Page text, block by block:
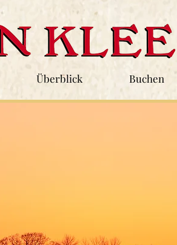
Überblick Buchen